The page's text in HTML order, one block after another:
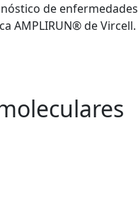
de enfermedades
AMPLIRUN® de Vircell.